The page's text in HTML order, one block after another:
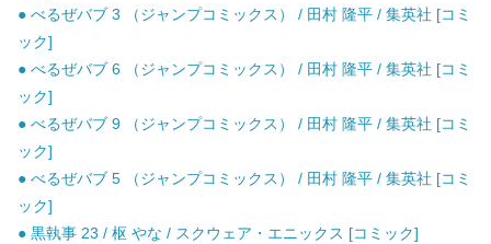
● べるぜバブ 3 （ジャンプコミックス） / 田村 隆平 / 集英社 [コミ
ック]
● べるぜバブ 6 （ジャンプコミックス） / 田村 隆平 / 集英社 [コミ
ック]
● べるぜバブ 9 （ジャンプコミックス） / 田村 隆平 / 集英社 [コミ
ック]
● べるぜバブ 5 （ジャンプコミックス） / 田村 隆平 / 集英社 [コミ
ック]
● 黒執事 23 / 枢 やな / スクウェア・エニックス [コミック]